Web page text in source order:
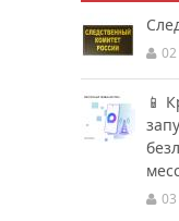
02
📱
03